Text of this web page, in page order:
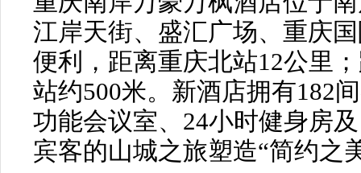
江岸天街、盛汇广场、重庆
便利，距离重庆北站12公里
站约500米。新酒店拥有182
功能会议室、24小时健身房
宾客的山城之旅塑造“简约之